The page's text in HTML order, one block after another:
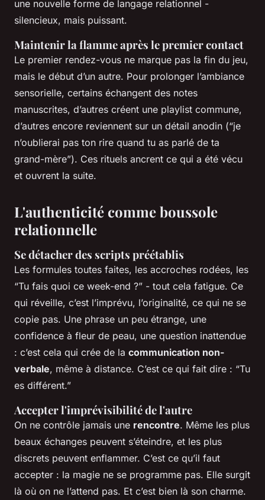
une nouvelle forme de langage relationnel -
silencieux, mais puissant.
Maintenir la flamme après le premier contact
Le premier rendez-vous ne marque pas la fin du jeu,
mais le début d’un autre. Pour prolonger l’ambiance
sensorielle, certains échangent des notes
manuscrites, d’autres créent une playlist commune,
d’autres encore reviennent sur un détail anodin (“je
n’oublierai pas ton rire quand tu as parlé de ta
grand-mère”). Ces rituels ancrent ce qui a été vécu
et ouvrent la suite.
L'authenticité comme boussole
relationnelle
Se détacher des scripts préétablis
Les formules toutes faites, les accroches rodées, les
“Tu fais quoi ce week-end ?” - tout cela fatigue. Ce
qui réveille, c’est l’imprévu, l’originalité, ce qui ne se
copie pas. Une phrase un peu étrange, une
confidence à fleur de peau, une question inattendue
: c’est cela qui crée de la communication non-
verbale, même à distance. C’est ce qui fait dire : “Tu
es différent.”
Accepter l'imprévisibilité de l'autre
On ne contrôle jamais une rencontre. Même les plus
beaux échanges peuvent s’éteindre, et les plus
discrets peuvent enflammer. C’est ce qu’il faut
accepter : la magie ne se programme pas. Elle surgit
là où on ne l’attend pas. Et c’est bien là son charme.